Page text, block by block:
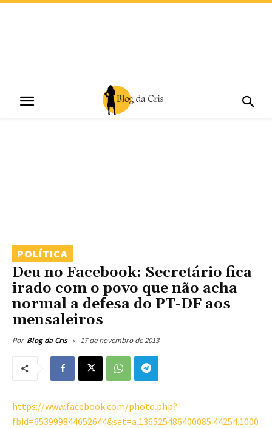
POLÍTICA
Deu no Facebook: Secretário fica
irado com o povo que não acha
normal a defesa do PT-DF aos
mensaleiros
Por Blog da Cris 17 de novembro de 2013
https://www.facebook.com/photo.php?
fbid=653999844652644&set=a.136525486400085.44254.1000